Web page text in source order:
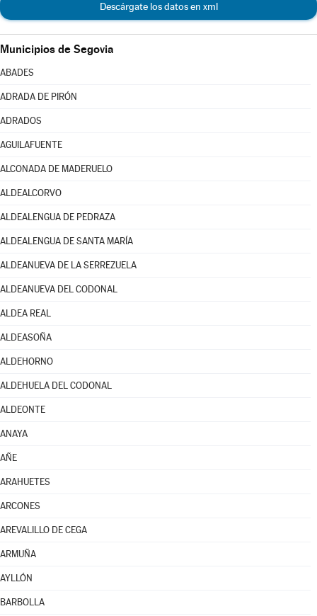
Descárgate los datos en xml
Municipios de Segovia
ABADES
ADRADA DE PIRÓN
ADRADOS
AGUILAFUENTE
ALCONADA DE MADERUELO
ALDEALCORVO
ALDEALENGUA DE PEDRAZA
ALDEALENGUA DE SANTA MARÍA
ALDEANUEVA DE LA SERREZUELA
ALDEANUEVA DEL CODONAL
ALDEA REAL
ALDEASOÑA
ALDEHORNO
ALDEHUELA DEL CODONAL
ALDEONTE
ANAYA
AÑE
ARAHUETES
ARCONES
AREVALILLO DE CEGA
ARMUÑA
AYLLÓN
BARBOLLA